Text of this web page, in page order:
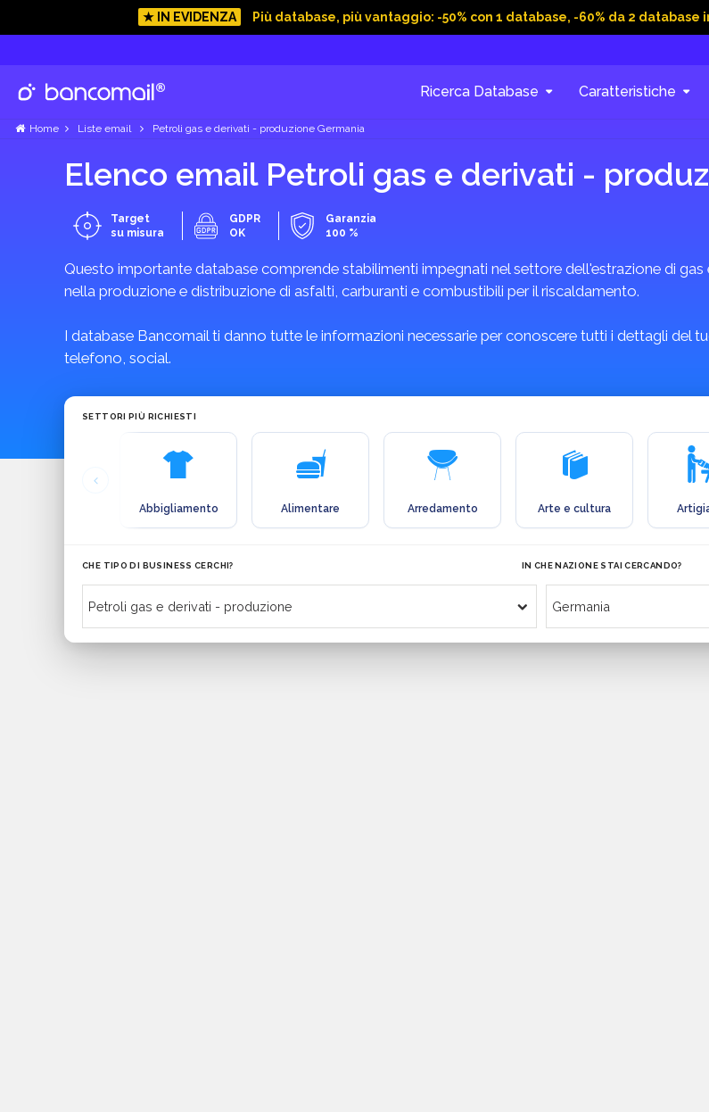
★ IN EVIDENZA Più database, più vantaggio: -50% con 1 database, -60% da 2 database
Ricerca Database Caratteristiche
Home Liste email Petroli gas e derivati - produzione Germania
Elenco email Petroli gas e derivati -
Target
su misura
GDPR
OK
Garanzia
100 %
Questo importante database comprende stabilimenti impegnati nel settore dell'estrazione di
nella produzione e distribuzione di asfalti, carburanti e combustibili per il riscaldamento.
I database Bancomail ti danno tutte le informazioni necessarie per conoscere tutti i dettagli del
telefono, social.
SETTORI PIÙ RICHIESTI
Abbigliamento Alimentare Arredamento Arte e cultura
CHE TIPO DI BUSINESS CERCHI? IN CHE NAZIONE STAI CERCANDO?